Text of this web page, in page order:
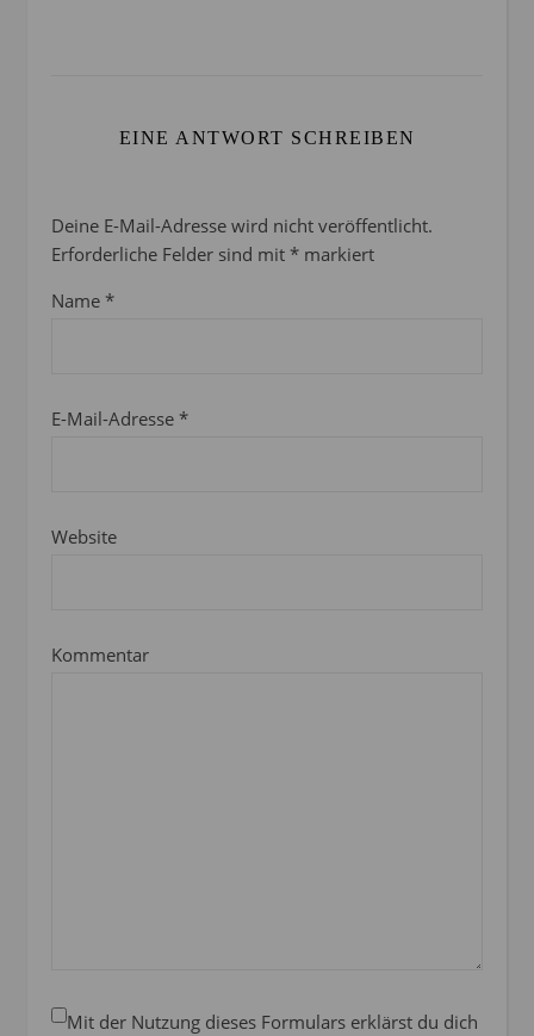
EINE ANTWORT SCHREIBEN
Deine E-Mail-Adresse wird nicht veröffentlicht.
Erforderliche Felder sind mit * markiert
Name *
E-Mail-Adresse *
Website
Kommentar
Mit der Nutzung dieses Formulars erklärst du dich